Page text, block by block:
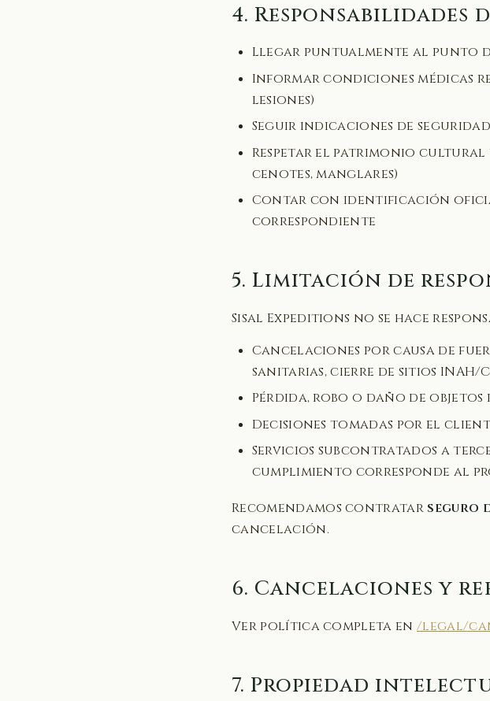
4.
Llegar puntualmente al punto
Informar condiciones médicas
lesiones)
Seguir indicaciones de
Respetar el patrimonio
cenotes, manglares)
Contar con identificación
correspondiente
5. Limitación de
Sisal Expeditions no se hace
Cancelaciones por causa de
sanitarias, cierre de sitios INAH/
Pérdida, robo o daño de
Decisiones tomadas por el
Servicios subcontratados a
cumplimiento corresponde al
Recomendamos contratar seguro
cancelación.
6. Cancelaciones y
Ver política completa en/legal/
7. Propiedad